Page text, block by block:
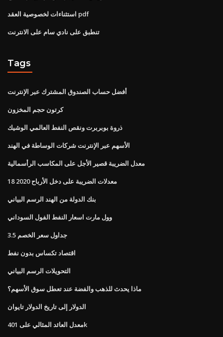
استثناءات لخصوصية العقد pdf
تنطبق على نادي سام على الانترنت
Tags
أفضل حساب الصندوق المشترك عبر الإنترنت
كرتون حجم المخزون
ذروة بوبربرت ونقص النفط العالمي الوشيك
الأسهم عبر الإنترنت شركات الوساطة في الهند
معدل الضريبة قصير الأجل على المكاسب الرأسمالية
معدلات الضريبة على دخل الأرباح 2020 18
بنك الدولة من الهند الرسم البياني
وول مارت اسعار النفط الفول السوداني
جداول سعر الخصم 3.5
اقتصاد تكساس بدون نفط
التحويلات الرسم البياني
ماذا يحدث للذهب والفضة عند تعطل سوق الأسهم؟
الدولار إلى تاريخ الدولار تايوان
معدل العائد المثالي على 401k